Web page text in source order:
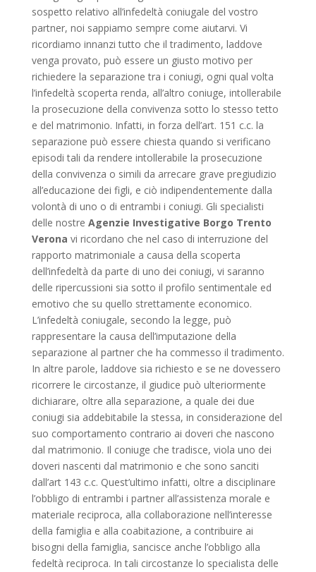
sospetto relativo all’infedeltà coniugale del vostro
partner, noi sappiamo sempre come aiutarvi. Vi
ricordiamo innanzi tutto che il tradimento, laddove
venga provato, può essere un giusto motivo per
richiedere la separazione tra i coniugi, ogni qual volta
l’infedeltà scoperta renda, all’altro coniuge, intollerabile
la prosecuzione della convivenza sotto lo stesso tetto
e del matrimonio. Infatti, in forza dell’art. 151 c.c. la
separazione può essere chiesta quando si verificano
episodi tali da rendere intollerabile la prosecuzione
della convivenza o simili da arrecare grave pregiudizio
all’educazione dei figli, e ciò indipendentemente dalla
volontà di uno o di entrambi i coniugi. Gli specialisti
delle nostre Agenzie Investigative Borgo Trento
Verona vi ricordano che nel caso di interruzione del
rapporto matrimoniale a causa della scoperta
dell’infedeltà da parte di uno dei coniugi, vi saranno
delle ripercussioni sia sotto il profilo sentimentale ed
emotivo che su quello strettamente economico.
L’infedeltà coniugale, secondo la legge, può
rappresentare la causa dell’imputazione della
separazione al partner che ha commesso il tradimento.
In altre parole, laddove sia richiesto e se ne dovessero
ricorrere le circostanze, il giudice può ulteriormente
dichiarare, oltre alla separazione, a quale dei due
coniugi sia addebitabile la stessa, in considerazione del
suo comportamento contrario ai doveri che nascono
dal matrimonio. Il coniuge che tradisce, viola uno dei
doveri nascenti dal matrimonio e che sono sanciti
dall’art 143 c.c. Quest’ultimo infatti, oltre a disciplinare
l’obbligo di entrambi i partner all’assistenza morale e
materiale reciproca, alla collaborazione nell’interesse
della famiglia e alla coabitazione, a contribuire ai
bisogni della famiglia, sancisce anche l’obbligo alla
fedeltà reciproca. In tali circostanze lo specialista delle